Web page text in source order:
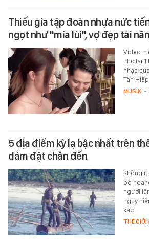
Thiếu gia tập đoàn nhựa nức
ngọt như "mía lùi", vợ đẹp tài
Video
nhớ lại
nhạc
Tân
MUSIK -
5 địa điểm kỳ lạ bậc nhất trên
dám đặt chân đến
Không
bỏ
người
nguy
xác…
THẾ